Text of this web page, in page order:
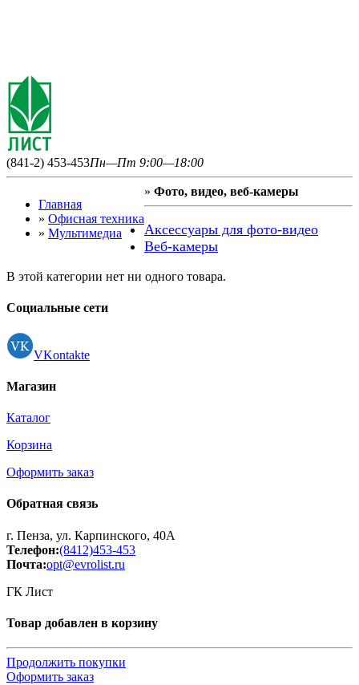
(841-2) 453-453Пн—Пт 9:00—18:00
Главная
» Офисная техника
» Мультимедиа
» Фото, видео, веб-камеры
Аксессуары для фото-видео
Веб-камеры
В этой категории нет ни одного товара.
Социальные сети
VKontakte
Магазин
Каталог
Корзина
Оформить заказ
Обратная связь
г. Пенза, ул. Карпинского, 40А
Телефон:(8412)453-453
Почта:opt@evrolist.ru
ГК Лист
Товар добавлен в корзину
Продолжить покупки
Оформить заказ